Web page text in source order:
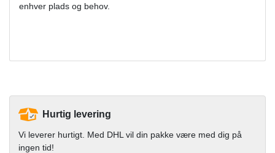
enhver plads og behov.
Hurtig levering
Vi leverer hurtigt. Med DHL vil din pakke være med dig på
ingen tid!